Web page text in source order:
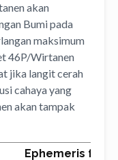
akan
Bumi pada
maksimum
46P/Wirtanen
jika langit cerah
cahaya yang
akan tampak